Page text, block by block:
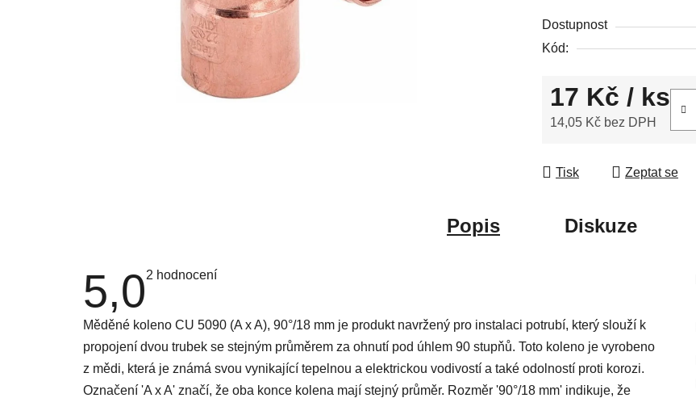
Dostupnost
Kód:
17 Kč / ks
14,05 Kč bez DPH
Tisk Zeptat se
Popis Diskuze
5,0Průměrné
5,0
z
5
hvězdiček.
2 hodnocení
Měděné koleno CU 5090 (A x A), 90°/18 mm je produkt navržený pro instalaci potrubí, který slouží k
propojení dvou trubek se stejným průměrem za ohnutí pod úhlem 90 stupňů. Toto koleno je vyrobeno
z mědi, která je známá svou vynikající tepelnou a elektrickou vodivostí a také odolností proti korozi.
Označení 'A x A' značí, že oba konce kolena mají stejný průměr. Rozměr '90°/18 mm' indikuje, že